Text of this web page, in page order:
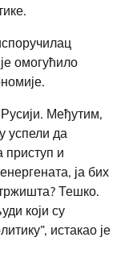
омогућило
Међутим,
успели да
и
ја бих
Тешко.
који су
истакао је